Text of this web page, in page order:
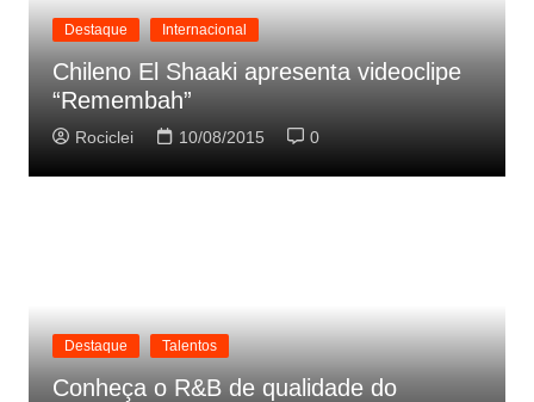
Destaque Internacional
Chileno El Shaaki apresenta videoclipe
“Remembah”
Rociclei 10/08/2015 0
Destaque Talentos
Conheça o R&B de qualidade do